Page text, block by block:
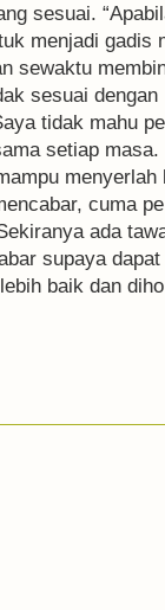
sesuai.
menjadi gadis
sewaktu
sesuai
tidak mahu
setiap masa.
cuma
ada
supaya
baik dan